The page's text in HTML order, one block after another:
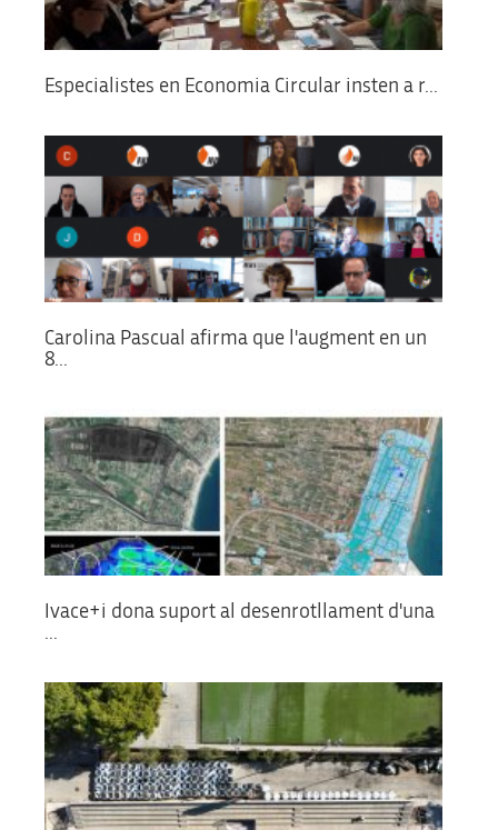
Especialistes en Economia Circular insten a r...
Carolina Pascual afirma que l'augment en un
8...
Ivace+i dona suport al desenrotllament d'una
...